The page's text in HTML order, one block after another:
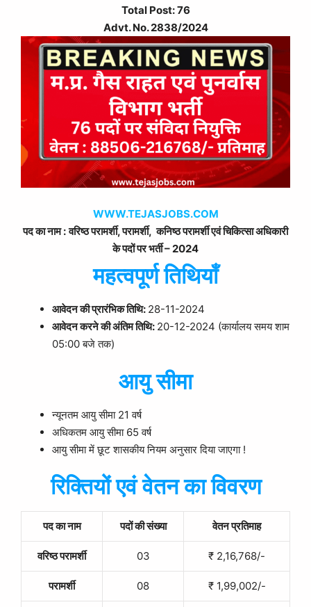
Total Post: 76
Advt. No. 2838/2024
WWW.TEJASJOBS.COM
पद का नाम : वरिष्ठ परामर्शी, परामर्शी, कनिष्ठ परामर्शी एवं चिकित्सा अधिकारी
के पदों परभर्ती – 2024
महत्वपूर्ण तिथियाँ
आवेदन की प्रारंभिक तिथि: 28-11-2024
आवेदन करने की अंतिम तिथि: 20-12-2024 (कार्यालय समय शाम
05:00 बजे तक)
आयु सीमा
न्यूनतम आयु सीमा 21 वर्ष
अधिकतम आयु सीमा 65 वर्ष
आयु सीमा में छूट शासकीय नियम अनुसार दिया जाएगा !
रिक्तियों एवं वेतन का विवरण
पद का नाम पदों की संख्या वेतन प्रतिमाह
वरिष्ठ परामर्शी 03 ₹ 2,16,768/-
परामर्शी 08 ₹ 1,99,002/-